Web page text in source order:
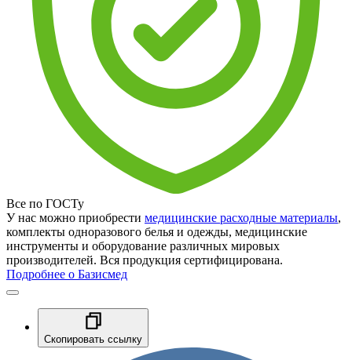
Все по ГОСТу
У нас можно приобрести медицинские расходные материалы,
комплекты одноразового белья и одежды, медицинские
инструменты и оборудование различных мировых
производителей. Вся продукция сертифицирована.
Подробнее о Базисмед
Скопировать ссылку